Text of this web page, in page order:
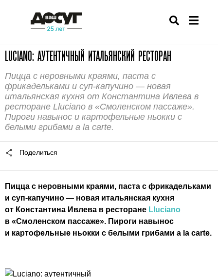
LUCIANO: АУТЕНТИЧНЫЙ ИТАЛЬЯНСКИЙ РЕСТОРАН
Пицца с неровными краями, паста с
фрикадельками и суп-капучино — новая
итальянская кухня от Константина Ивлева в
ресторане Lluciano в «Смоленском пассаже».
Пироги навынос и картофельные ньокки с
белыми грибами a la carte.
Поделиться
Пицца с неровными краями, паста с фрикадельками
и суп-капучино — новая итальянская кухня
от Константина Ивлева в ресторане Lluciano
в «Смоленском пассаже». Пироги навынос
и картофельные ньокки с белыми грибами a la carte.